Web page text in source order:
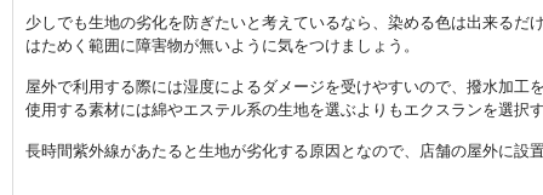
少しでも生地の劣化を防ぎたいと考えているなら、染める色は出来るだ
はためく範囲に障害物が無いように気をつけましょう。
屋外で利用する際には湿度によるダメージを受けやすいので、撥水加工
使用する素材には綿やエステル系の生地を選ぶよりもエクスランを選択
長時間紫外線があたると生地が劣化する原因となので、店舗の屋外に